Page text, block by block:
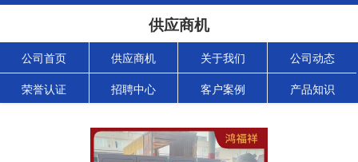
供应商机
公司首页 供应商机 关于我们 公司动态
荣誉认证 招聘中心 客户案例 产品知识